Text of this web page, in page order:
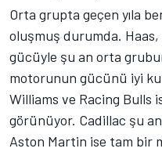
Orta grupta geçen yıla
oluşmuş durumda.
gücüyle şu an orta
motorunun gücünü iyi
Williams ve Racing Bulls
görünüyor. Cadillac şu
Aston Martin ise tam bir